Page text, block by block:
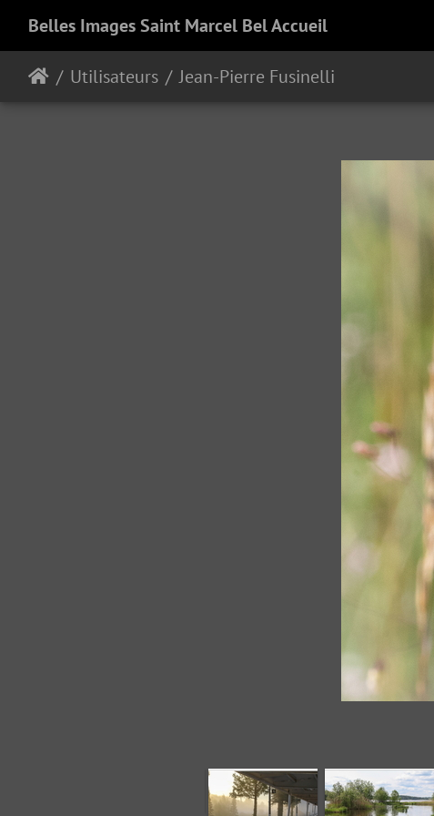
Belles Images Saint Marcel Bel Accueil
Utilisateurs Jean-Pierre Fusinelli